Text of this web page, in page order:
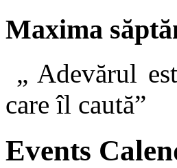
Maxima
„ Adevărul
care îl
Events